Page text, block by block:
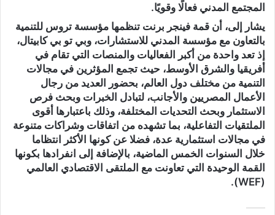
المجتمع المدني فعالًا وقويًا.
يشار إلى، أن قمة فينجر برنت تنظمها مؤسسة تروس للتنمية
بالتعاون مع مؤسسة المدني للاستشارات، وبي تو بي كابيتال،
إذ تعد واحدة من أكبر الفعاليات والمنصات التي تقام في
أفريقيا والشرق الأوسط، حيث تجمع المؤثرين في مجالات
التنمية من مختلف دول العالم، بحضور العديد من رجال
الأعمال المصريين والأجانب، لتبادل الخبرات وبحث فرص
الاستثمار وبحث التحديات المختلفة، وذلك باعتبارها أقوى
الملتقيات التفاعلية، بما تشهده من اتفاقات وشراكات متنوعة
في مجالات استثمارية عدة، فضلا عن كونها الأكثر انتظاما
خلال السنوات الخمس الماضية، بالإضافة إلى انفرادها بكونها
القمة الوحيدة التي تعاونت مع الملتقى الاقتصادي العالمي
(WEF).